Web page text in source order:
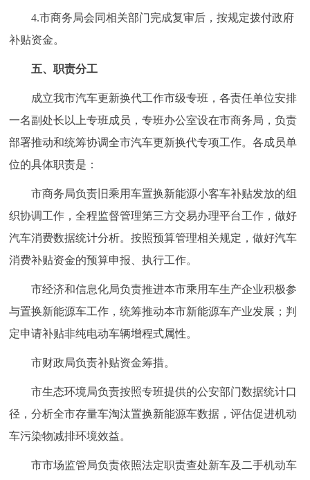
4.市商务局会同相关部门完成复审后，按规定拨付政府
补贴资金。
五、职责分工
成立我市汽车更新换代工作市级专班，各责任单位安排
一名副处长以上专班成员，专班办公室设在市商务局，负责
部署推动和统筹协调全市汽车更新换代专项工作。各成员单
位的具体职责是：
市商务局负责旧乘用车置换新能源小客车补贴发放的组
织协调工作，全程监督管理第三方交易办理平台工作，做好
汽车消费数据统计分析。按照预算管理相关规定，做好汽车
消费补贴资金的预算申报、执行工作。
市经济和信息化局负责推进本市乘用车生产企业积极参
与置换新能源车工作，统筹推动本市新能源车产业发展；判
定申请补贴非纯电动车辆增程式属性。
市财政局负责补贴资金筹措。
市生态环境局负责按照专班提供的公安部门数据统计口
径，分析全市存量车淘汰置换新能源车数据，评估促进机动
车污染物减排环境效益。
市市场监管局负责依照法定职责查处新车及二手机动车